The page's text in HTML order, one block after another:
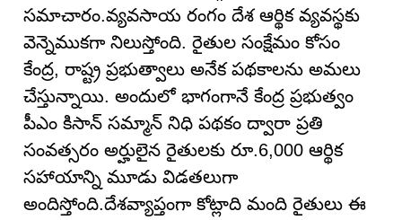
సమాచారం.వ్యవసాయ రంగం దేశ ఆర్థిక వ్యవస్థకు
వెన్నెముకగా నిలుస్తోంది. రైతుల సంక్షేమం కోసం
కేంద్ర, రాష్ట్ర ప్రభుత్వాలు అనేక పథకాలను అమలు
చేస్తున్నాయి. అందులో భాగంగానే కేంద్ర ప్రభుత్వం
పీఎం కిసాన్ సమ్మాన్ నిధి పథకం ద్వారా ప్రతి
సంవత్సరం అర్హులైన రైతులకు రూ.6,000 ఆర్థిక
సహాయాన్ని మూడు విడతలుగా
అందిస్తోంది.దేశవ్యాప్తంగా కోట్లాది మంది రైతులు ఈ